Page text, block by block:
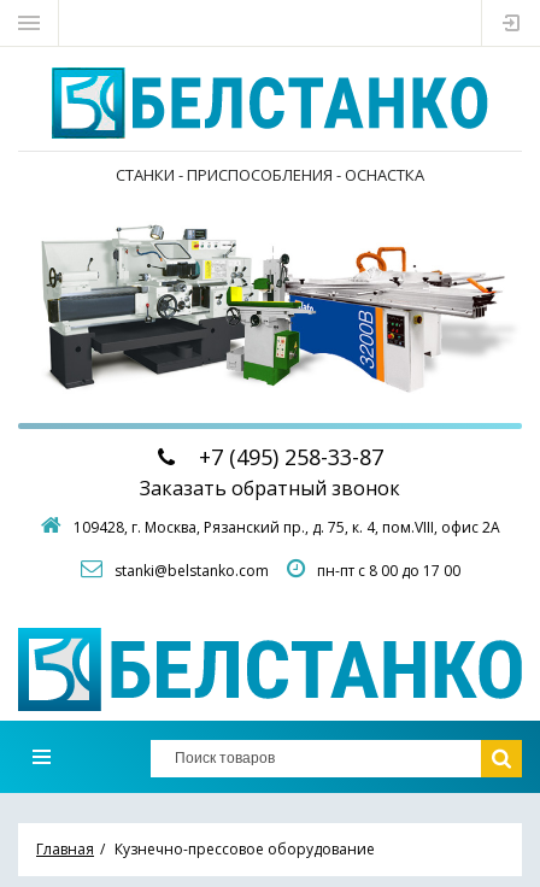
СТАНКИ - ПРИСПОСОБЛЕНИЯ - ОСНАСТКА
+7 (495)258-33-87
Заказать обратный звонок
109428, г. Москва,Рязанский пр., д. 75, к. 4, пом.VIII, офис 2А
stanki@belstanko.com пн-пт с 8 00 до 17 00
Главная Кузнечно-прессовое оборудование